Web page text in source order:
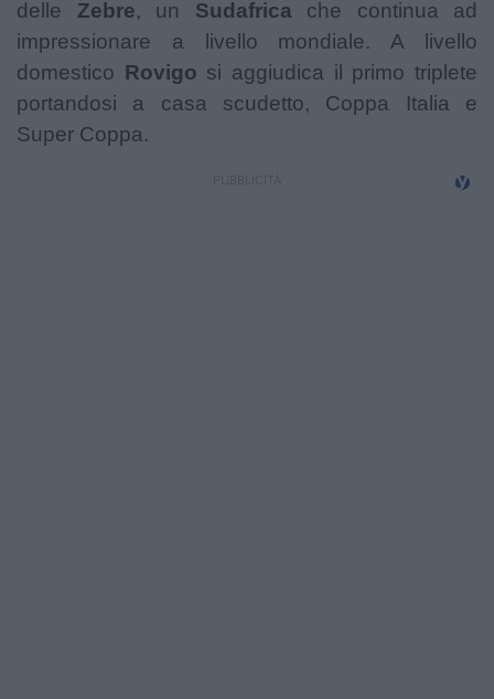
Serie A Elite
Campionati
Serie A
delle Zebre, un Sudafrica che continua ad
impressionare a livello mondiale. A livello
domestico Rovigo si aggiudica il primo triplete
portandosi a casa scudetto, Coppa Italia e
Super Coppa.